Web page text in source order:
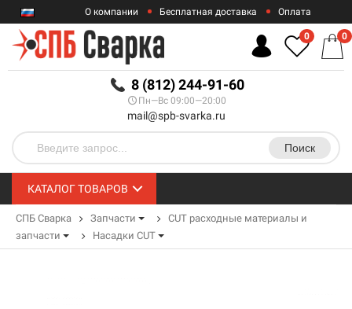
RUB
О компании Бесплатная доставка Оплата
Гарантии
8 (812) 244-91-60
Пн—Вс 09:00—20:00
mail@spb-svarka.ru
Поиск
0 0
КАТАЛОГ ТОВАРОВ
СПБ Сварка Запчасти
CUT расходные материалы и
запчасти
Насадки CUT